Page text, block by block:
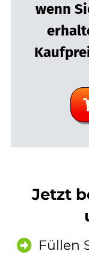
wenn
Jetzt
Füllen